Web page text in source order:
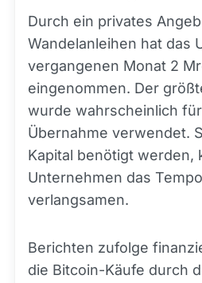
Durch ein privates
Wandelanleihen hat das
vergangenen Monat 2
eingenommen. Der
wurde wahrscheinlich
Übernahme verwendet.
Kapital benötigt werden,
Unternehmen das
verlangsamen.
Berichten zufolge
die Bitcoin-Käufe durch